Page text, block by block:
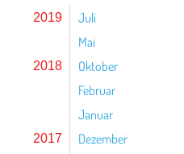
2019
Juli
Mai
2018
Oktober
Februar
Januar
2017
Dezember